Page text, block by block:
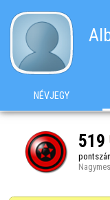
NÉVJEGY
519